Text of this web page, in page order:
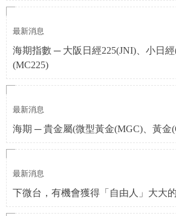
最新消息
海期指數 ─ 大阪日經225(JNI)、小日
(MC225)
最新消息
海期 ─ 貴金屬(微型黃金(MGC)、黃金
最新消息
下微台，有機會獲得「自由人」大大